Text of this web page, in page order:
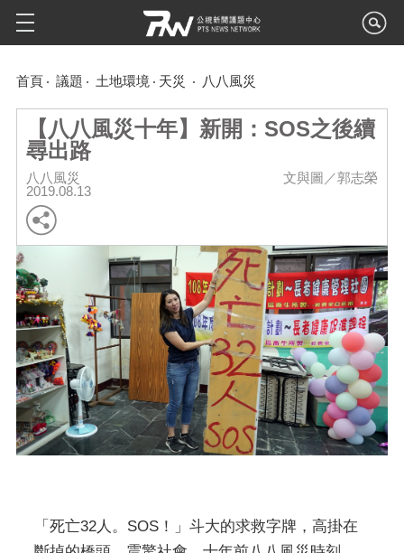
首頁 議題 土地環境 天災 八八風災
【八八風災十年】新開：SOS之後續
尋出路
八八風災
2019.08.13
文與圖／郭志榮
「死亡32人。SOS！」斗大的求救字牌，高掛在